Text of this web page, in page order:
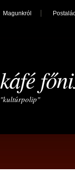
Magunkról
káfé
"kultúrpolip"